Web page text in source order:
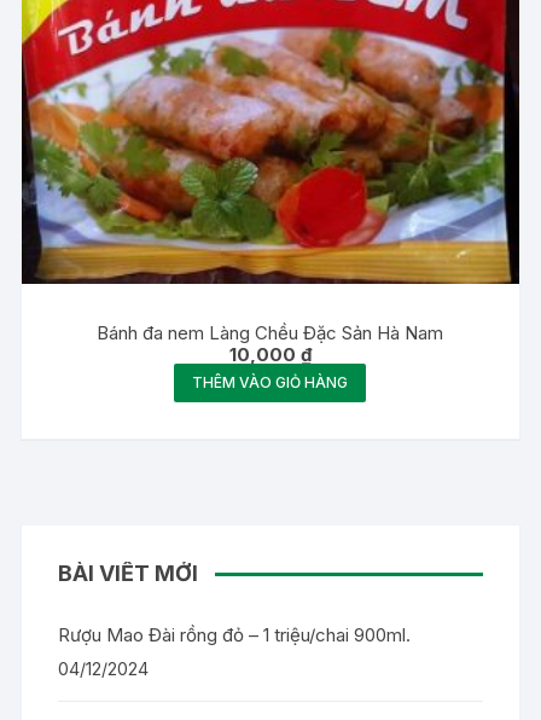
Bánh đa nem Làng Chều Đặc Sản Hà Nam
10,000 ₫
THÊM VÀO GIỎ HÀNG
BÀI VIẾT MỚI
Rượu Mao Đài rồng đỏ – 1 triệu/chai 900ml.
04/12/2024